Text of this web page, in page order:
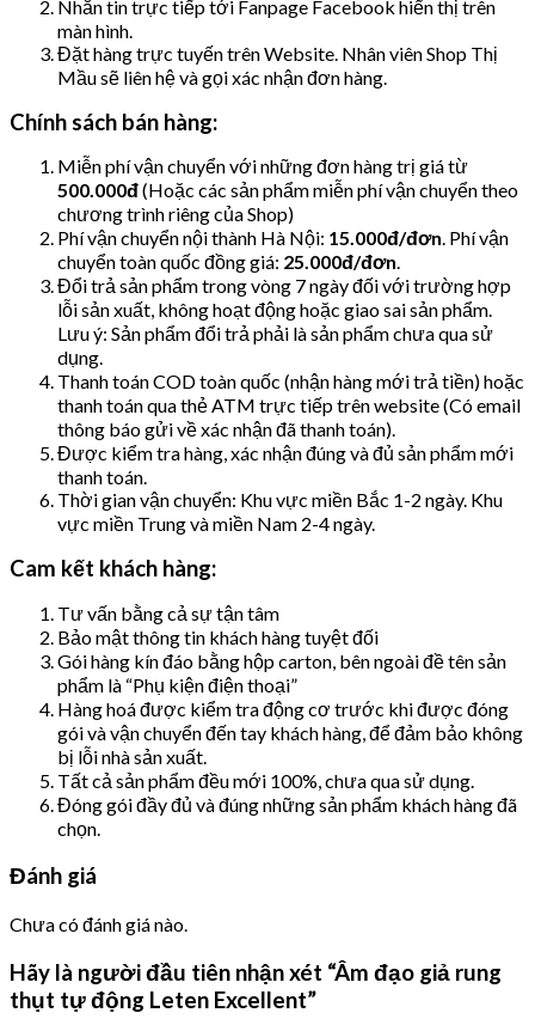
Nhắn tin trực tiếp tới Fanpage Facebook hiển thị trên
màn hình.
Đặt hàng trực tuyến trên Website. Nhân viên Shop Thị
Mầu sẽ liên hệ và gọi xác nhận đơn hàng.
Chính sách bán hàng:
Miễn phí vận chuyển với những đơn hàng trị giá từ
500.000đ(Hoặc các sản phẩm miễn phí vận chuyển theo
chương trình riêng của Shop)
Phí vận chuyển nội thành Hà Nội: 15.000đ/đơn . Phí vận
chuyển toàn quốc đồng giá: 25.000đ/đơn
Đổi trả sản phẩm trong vòng 7 ngày đối với trường hợp
lỗi sản xuất, không hoạt động hoặc giao sai sản phẩm.
Lưu ý: Sản phẩm đổi trả phải là sản phẩm chưa qua sử
dụng.
Thanh toán COD toàn quốc (nhận hàng mới trả tiền) hoặc
thanh toán qua thẻ ATM trực tiếp trên website (Có email
thông báo gửi về xác nhận đã thanh toán).
Được kiểm tra hàng, xác nhận đúng và đủ sản phẩm mới
thanh toán.
Thời gian vận chuyển: Khu vực miền Bắc 1-2 ngày. Khu
vực miền Trung và miền Nam 2-4 ngày.
Cam kết khách hàng:
Tư vấn bằng cả sự tận tâm
Bảo mật thông tin khách hàng tuyệt đối
Gói hàng kín đáo bằng hộp carton, bên ngoài đề tên sản
phẩm là “Phụ kiện điện thoại”
Hàng hoá được kiểm tra động cơ trước khi được đóng
gói và vận chuyển đến tay khách hàng, để đảm bảo không
bị lỗi nhà sản xuất.
Tất cả sản phẩm đều mới 100%, chưa qua sử dụng.
Đóng gói đầy đủ và đúng những sản phẩm khách hàng đã
chọn.
Đánh giá
Chưa có đánh giá nào.
Hãy là người đầu tiên nhận xét “Âm đạo giả rung
thụt tự động Leten Excellent”